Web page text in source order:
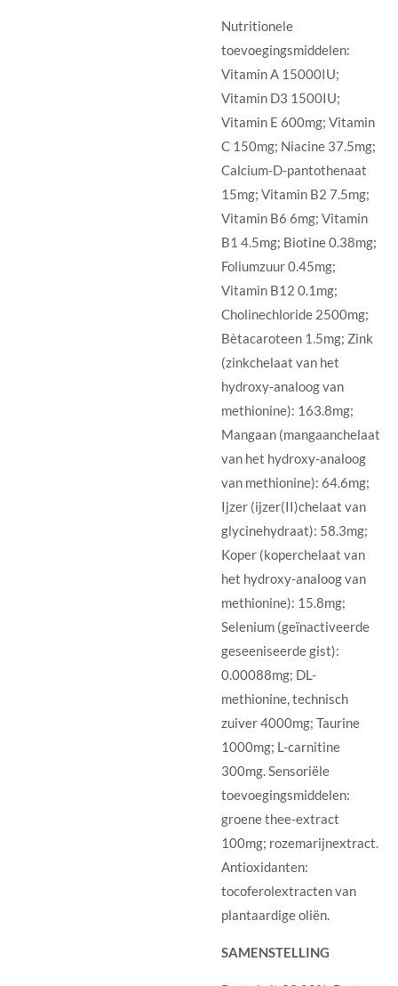
Nutritionele
toevoegingsmiddelen:
Vitamin A 15000IU;
Vitamin D3 1500IU;
Vitamin E 600mg; Vitamin
C 150mg; Niacine 37.5mg;
Calcium-D-pantothenaat
15mg; Vitamin B2 7.5mg;
Vitamin B6 6mg; Vitamin
B1 4.5mg; Biotine 0.38mg;
Foliumzuur 0.45mg;
Vitamin B12 0.1mg;
Cholinechloride 2500mg;
Bètacaroteen 1.5mg; Zink
(zinkchelaat van het
hydroxy-analoog van
methionine): 163.8mg;
Mangaan (mangaanchelaat
van het hydroxy-analoog
van methionine): 64.6mg;
Ijzer (ijzer(II)chelaat van
glycinehydraat): 58.3mg;
Koper (koperchelaat van
het hydroxy-analoog van
methionine): 15.8mg;
Selenium (geïnactiveerde
geseeniseerde gist):
0.00088mg; DL-
methionine, technisch
zuiver 4000mg; Taurine
1000mg; L-carnitine
300mg. Sensoriële
toevoegingsmiddelen:
groene thee-extract
100mg; rozemarijnextract.
Antioxidanten:
tocoferolextracten van
plantaardige oliën.
SAMENSTELLING